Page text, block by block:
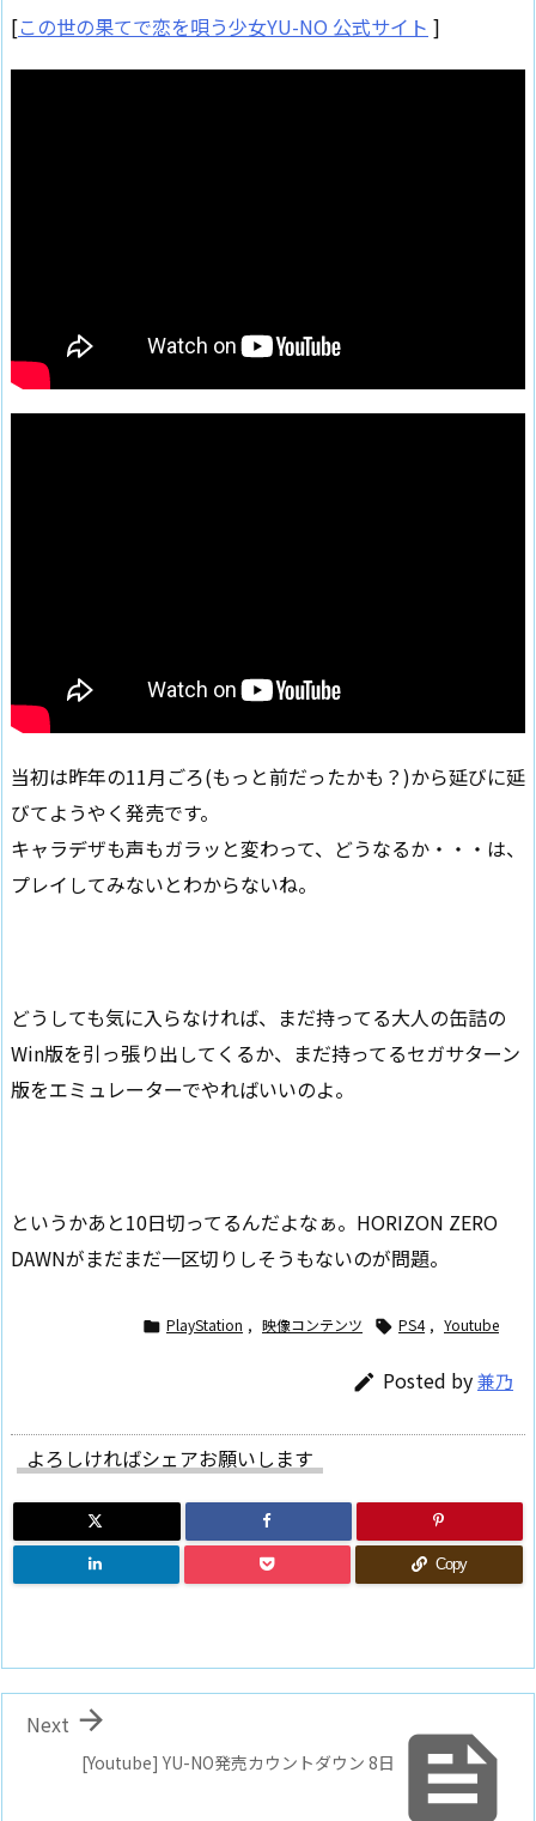
[この世の果てで恋を唄う少女YU-NO 公式サイト ]
当初は昨年の11月ごろ(もっと前だったかも？)から延びに延
びてようやく発売です。
キャラデザも声もガラッと変わって、どうなるか・・・は、
プレイしてみないとわからないね。
どうしても気に入らなければ、まだ持ってる大人の缶詰の
Win版を引っ張り出してくるか、まだ持ってるセガサターン
版をエミュレーターでやればいいのよ。
というかあと10日切ってるんだよなぁ。HORIZON ZERO
DAWNがまだまだ一区切りしそうもないのが問題。
 PlayStation , 映像コンテンツ  PS4 , Youtube
 Posted by兼乃
よろしければシェアお願いします
Copy

[Youtube] YU-NO発売カウントダウン 8日

Next